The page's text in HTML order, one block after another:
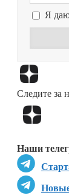
Я
Следите за
Наши